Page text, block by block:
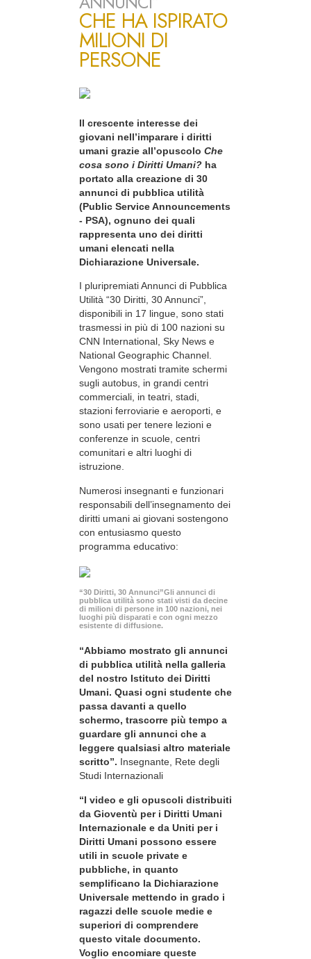
CHE HA ISPIRATO
MILIONI DI
PERSONE
Il crescente interesse dei
giovani nell’imparare i diritti
umani grazie all’opuscolo Che
cosa sono i Diritti Umani? ha
portato alla creazione di 30
annunci di pubblica utilità
(Public Service Announcements
- PSA), ognuno dei quali
rappresenta uno dei diritti
umani elencati nella
Dichiarazione Universale.
I pluripremiati Annunci di Pubblica
Utilità “30 Diritti, 30 Annunci”,
disponibili in 17 lingue, sono stati
trasmessi in più di 100 nazioni su
CNN International, Sky News e
National Geographic Channel.
Vengono mostrati tramite schermi
sugli autobus, in grandi centri
commerciali, in teatri, stadi,
stazioni ferroviarie e aeroporti, e
sono usati per tenere lezioni e
conferenze in scuole, centri
comunitari e altri luoghi di
istruzione.
Numerosi insegnanti e funzionari
responsabili dell’insegnamento dei
diritti umani ai giovani sostengono
con entusiasmo questo
programma educativo:
“30 Diritti, 30 Annunci”Gli annunci di
pubblica utilità sono stati visti da decine
di milioni di persone in 100 nazioni, nei
luoghi più disparati e con ogni mezzo
esistente di diffusione.
“Abbiamo mostrato gli annunci
di pubblica utilità nella galleria
del nostro Istituto dei Diritti
Umani. Quasi ogni studente che
passa davanti a quello
schermo, trascorre più tempo a
guardare gli annunci che a
leggere qualsiasi altro materiale
scritto”. Insegnante, Rete degli
Studi Internazionali
“I video e gli opuscoli distribuiti
da Gioventù per i Diritti Umani
Internazionale e da Uniti per i
Diritti Umani possono essere
utili in scuole private e
pubbliche, in quanto
semplificano la Dichiarazione
Universale mettendo in grado i
ragazzi delle scuole medie e
superiori di comprendere
questo vitale documento.
Voglio encomiare queste